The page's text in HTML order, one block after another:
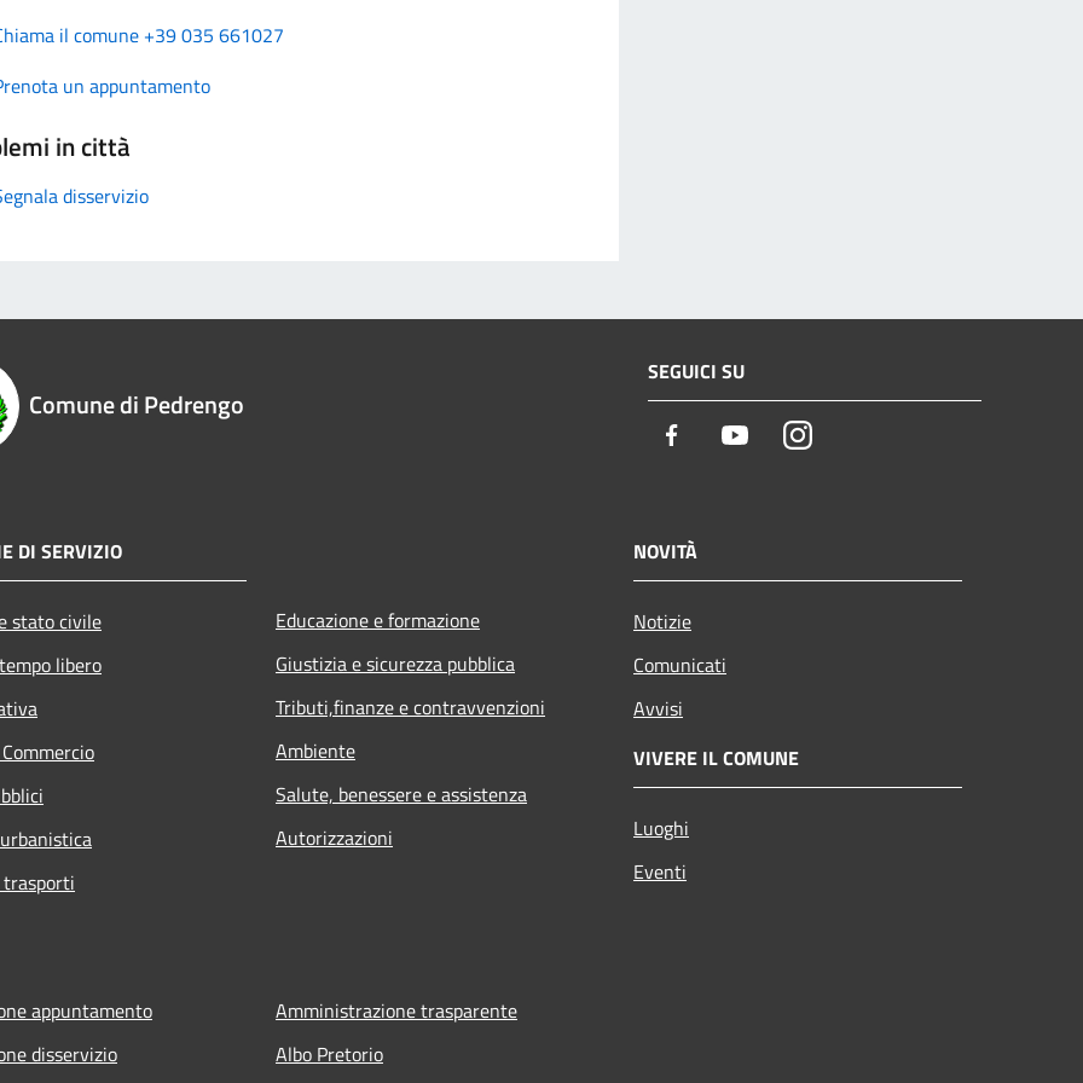
il comune +39 035 661027
un appuntamento
in città
disservizio
Comune di Pedrengo
SEGUICI SU
Facebook YoutubeInstagram
DI SERVIZIO
stato civile
libero
Educazione e formazione
Giustizia e sicurezza pubblica
Tributi,finanze e contravvenzioni
Ambiente
Salute, benessere e assistenza
Autorizzazioni
NOVITÀ
Notizie
Comunicati
Avvisi
VIVERE IL COMUNE
Luoghi
Eventi
appuntamento
disservizio
Amministrazione trasparente
Albo Pretorio